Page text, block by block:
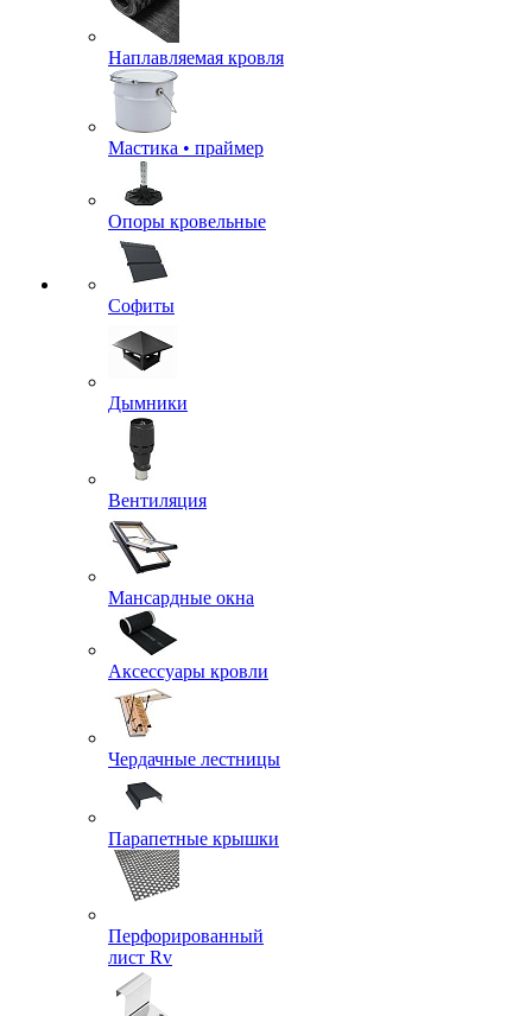
Наплавляемая кровля
Мастика • праймер
Опоры кровельные
Софиты
Дымники
Вентиляция
Мансардные окна
Аксессуары кровли
Чердачные лестницы
Парапетные крышки
Перфорированный
лист Rv